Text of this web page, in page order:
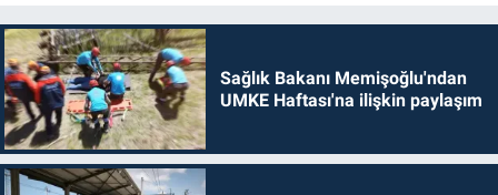
Sağlık Bakanı Memişoğlu'ndan
UMKE Haftası'na ilişkin paylaşım